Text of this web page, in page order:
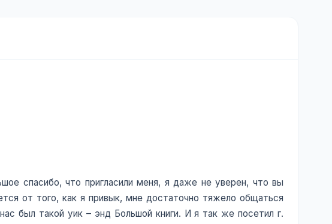
спасибо, что пригласили меня, я даже не уверен, что вы
от того, как я привык, мне достаточно тяжело общаться
был такой уик – энд Большой книги. И я так же посетил г.